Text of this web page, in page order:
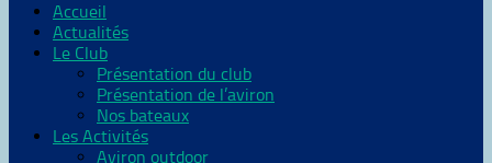
Accueil
Actualités
Le Club
Présentation du club
Présentation de l’aviron
Nos bateaux
Les Activités
Aviron outdoor